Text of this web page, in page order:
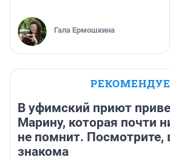
Гала Ермошкина
В уфимский приют
Марину, которая почти
не помнит. Посмотрите,
знакома